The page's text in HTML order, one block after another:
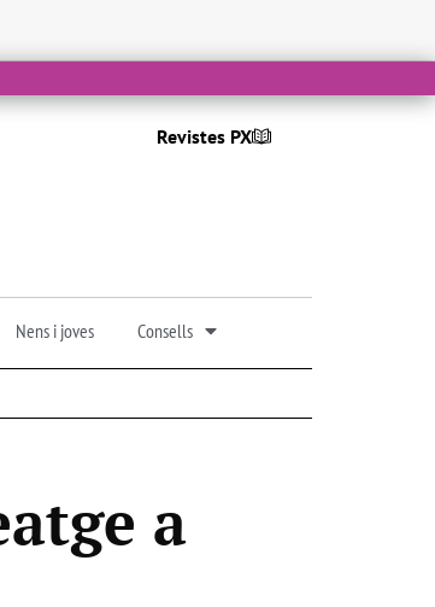
Revistes PX
Nens i joves Consells
a